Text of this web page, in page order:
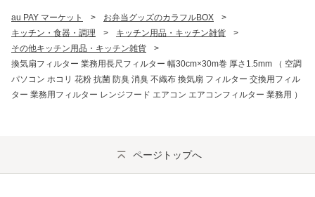
au PAY マーケット > お弁当グッズのカラフルBOX
>
キッチン・食器・調理
> キッチン用品・キッチン雑貨
>
その他キッチン用品・キッチン雑貨
>
換気扇フィルター 業務用長尺フィルター 幅30cm×30m巻 厚さ1.5mm （ 空調
パソコン ホコリ 花粉 抗菌 防臭 消臭 不織布 換気扇 フィルター 交換用フィル
ター 業務用フィルター レンジフード エアコン エアコンフィルター 業務用 ）
ページトップへ